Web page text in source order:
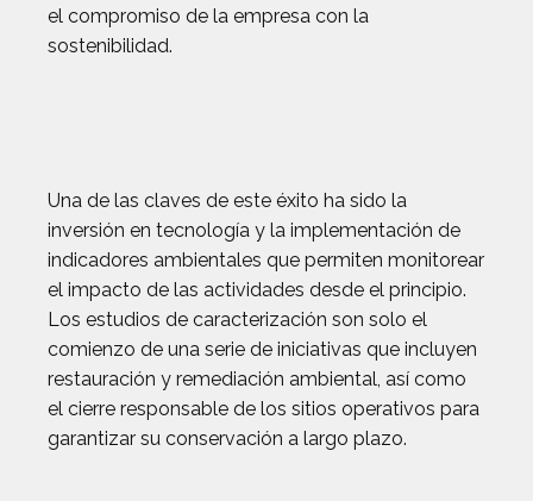
el compromiso de la empresa con la
sostenibilidad.
Una de las claves de este éxito ha sido la
inversión en tecnología y la implementación de
indicadores ambientales que permiten monitorear
el impacto de las actividades desde el principio.
Los estudios de caracterización son solo el
comienzo de una serie de iniciativas que incluyen
restauración y remediación ambiental, así como
el cierre responsable de los sitios operativos para
garantizar su conservación a largo plazo.